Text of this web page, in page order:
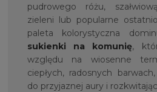
pudrowego różu,
zieleni lub popularne
paleta kolorystyczna
sukienki na komunię,
względu na wiosenne
ciepłych, radosnych
do przyjaznej aury i